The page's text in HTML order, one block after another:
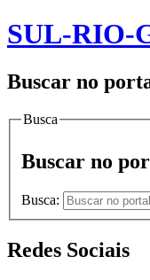
SUL-RIO-
Buscar no
Busca
Buscar no
Busca:
Redes Sociais